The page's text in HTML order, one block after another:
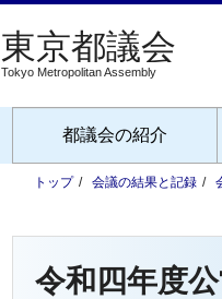
Tokyo Metropolitan Assembly
都議会の紹介
トップ 会議の結果と記録
令和四年度